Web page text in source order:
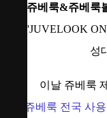
쥬베룩&쥬베룩
'JUVELOOK
성
이날 쥬베룩
쥬베룩 전국 사